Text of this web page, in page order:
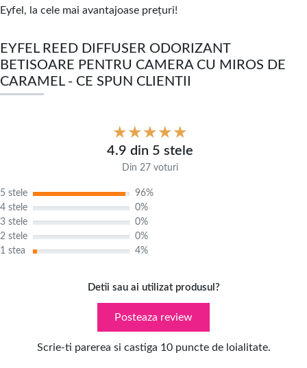
Eyfel, la cele mai avantajoase prețuri!
EYFEL REED DIFFUSER ODORIZANT
BETISOARE PENTRU CAMERA CU MIROS DE
CARAMEL - CE SPUN CLIENTII
4.9 din 5 stele
Din 27 voturi
5 stele
96%
4 stele
0%
3 stele
0%
2 stele
0%
1 stea
4%
Detii sau ai utilizat produsul?
Posteaza review
Scrie-ti parerea si castiga 10 puncte de loialitate.